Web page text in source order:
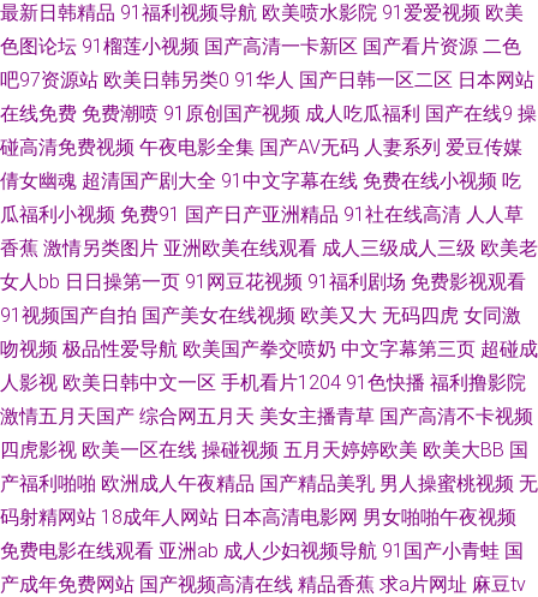
产日韩欧美一 天堂影视在线观看免费 成人污视频在线观看 欧美一级在线观
看视频 最新三级在线观看 精品一区二区国产日韩 亚洲日本成本人观看 日韩
在线一区高清在线 人妖色情男女网站 国产精品偷窥盗摄在线 文中字幕一区
二区 电影365 91精品微拍国产在线 91娇妻激情四射 日本卡一卡 91桃色下载
网站 零度视野 亚洲欧美精品一区二区 国产剧情在线一区观看 日韩网站在线
播放 av色色资源站 欧美成人免费 尤物国产猎奇在线观看 国偷传媒 五月丁香
基地av 成人永久免费 欧美夜夜操 中文字幕在线亚洲精品 精品91海角乱在 三
级片免费国产 超碰操逼网 欧美乱xxxxx 中文区中文字幕免费看 极品美女在线
观看 亚洲九九 免费一级全 成人小视频在线 亚洲最大的色情网COM 日本国产
国产偷精品免费观看 综合另类专区 3级网站免费大全 做我的爱人免费观看 熟
最新日韩精品 91福利视频导航 欧美喷水影院 91爱爱视频 欧美
色图论坛 91榴莲小视频 国产高清一卡新区 国产看片资源 二色
吧97资源站 欧美日韩另类0 91华人 国产日韩一区二区 日本网站
在线免费 免费潮喷 91原创国产视频 成人吃瓜福利 国产在线9 操
碰高清免费视频 午夜电影全集 国产AV无码 人妻系列 爱豆传媒
倩女幽魂 超清国产剧大全 91中文字幕在线 免费在线小视频 吃
瓜福利小视频 免费91 国产日产亚洲精品 91社在线高清 人人草
香蕉 激情另类图片 亚洲欧美在线观看 成人三级成人三级 欧美老
女人bb 日日操第一页 91网豆花视频 91福利剧场 免费影视观看
91视频国产自拍 国产美女在线视频 欧美又大 无码四虎 女同激
吻视频 极品性爱导航 欧美国产拳交喷奶 中文字幕第三页 超碰成
人影视 欧美日韩中文一区 手机看片1204 91色快播 福利撸影院
激情五月天国产 综合网五月天 美女主播青草 国产高清不卡视频
四虎影视 欧美一区在线 操碰视频 五月天婷婷欧美 欧美大BB 国
产福利啪啪 欧洲成人午夜精品 国产精品美乳 男人操蜜桃视频 无
码射精网站 18成年人网站 日本高清电影网 男女啪啪午夜视频
免费电影在线观看 亚洲ab 成人少妇视频导航 91国产小青蛙 国
产成年免费网站 国产视频高清在线 精品香蕉 求a片网址 麻豆tv